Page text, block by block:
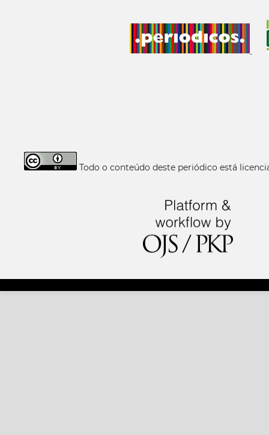
Todo o conteúdo deste periódico está